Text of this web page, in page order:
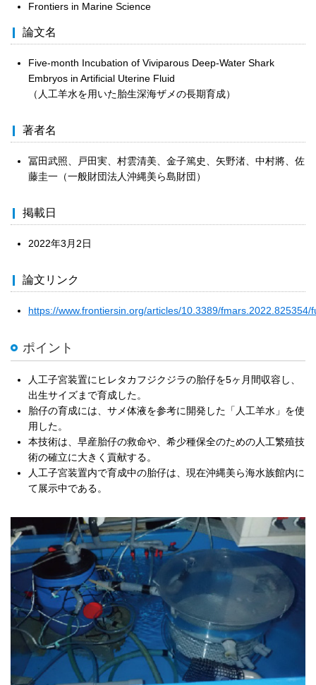
Frontiers in Marine Science
論文名
Five-month Incubation of Viviparous Deep-Water Shark
Embryos in Artificial Uterine Fluid
（人工羊水を用いた胎生深海ザメの長期育成）
著者名
冨田武照、戸田実、村雲清美、金子篤史、矢野渚、中村將、佐
藤圭一（一般財団法人沖縄美ら島財団）
掲載日
2022年3月2日
論文リンク
https://www.frontiersin.org/articles/10.3389/fmars.2022.825354/
ポイント
人工子宮装置にヒレタカフジクジラの胎仔を5ヶ月間収容し、
出生サイズまで育成した。
胎仔の育成には、サメ体液を参考に開発した「人工羊水」を使
用した。
本技術は、早産胎仔の救命や、希少種保全のための人工繁殖技
術の確立に大きく貢献する。
人工子宮装置内で育成中の胎仔は、現在沖縄美ら海水族館内に
て展示中である。